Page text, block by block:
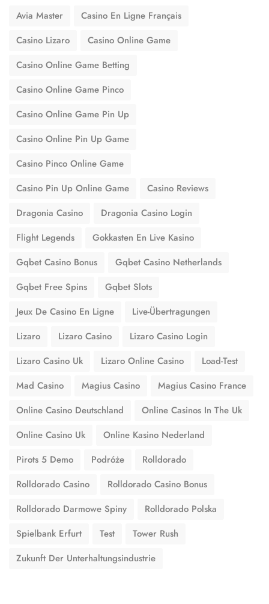
Avia Master
Casino En Ligne Français
Casino Lizaro
Casino Online Game
Casino Online Game Betting
Casino Online Game Pinco
Casino Online Game Pin Up
Casino Online Pin Up Game
Casino Pinco Online Game
Casino Pin Up Online Game
Casino Reviews
Dragonia Casino
Dragonia Casino Login
Flight Legends
Gokkasten En Live Kasino
Gqbet Casino Bonus
Gqbet Casino Netherlands
Gqbet Free Spins
Gqbet Slots
Jeux De Casino En Ligne
Live-Übertragungen
Lizaro
Lizaro Casino
Lizaro Casino Login
Lizaro Casino Uk
Lizaro Online Casino
Load-Test
Mad Casino
Magius Casino
Magius Casino France
Online Casino Deutschland
Online Casinos In The Uk
Online Casino Uk
Online Kasino Nederland
Pirots 5 Demo
Podróże
Rolldorado
Rolldorado Casino
Rolldorado Casino Bonus
Rolldorado Darmowe Spiny
Rolldorado Polska
Spielbank Erfurt
Test
Tower Rush
Zukunft Der Unterhaltungsindustrie